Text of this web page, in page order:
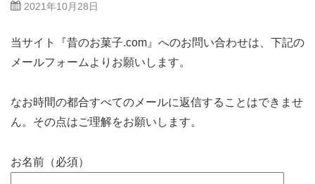
2021年10月28日
当サイト『昔のお菓子.com』へのお問い合わせは、下記の
メールフォームよりお願いします。
なお時間の都合すべてのメールに返信することはできませ
ん。その点はご理解をお願いします。
お名前（必須）